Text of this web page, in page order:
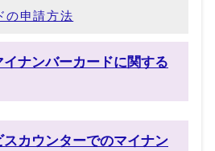
の申請方法
ナンバーカードに関する
カウンターでのマイナン